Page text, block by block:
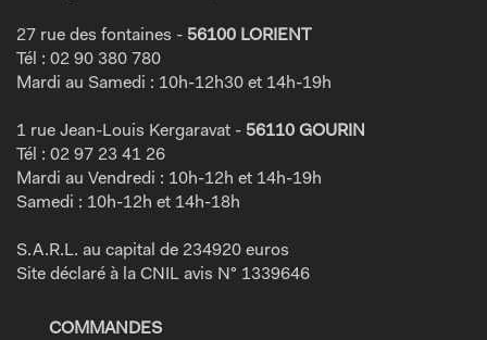
27 rue des fontaines - 56100 LORIENT
Tél : 02 90 380 780
Mardi au Samedi : 10h-12h30 et 14h-19h
1 rue Jean-Louis Kergaravat - 56110 GOURIN
Tél : 02 97 23 41 26
Mardi au Vendredi : 10h-12h et 14h-19h
Samedi : 10h-12h et 14h-18h
S.A.R.L. au capital de 234920 euros
Site déclaré à la CNIL avis N° 1339646
COMMANDES